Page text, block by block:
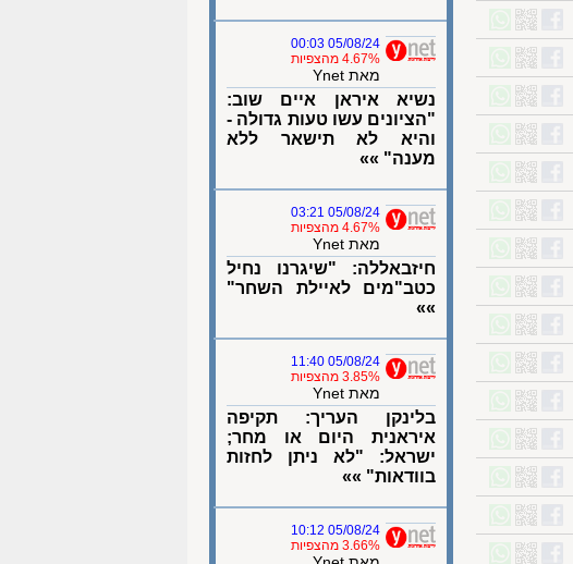
05/08/24 00:03
4.67% מהצפיות
מאת Ynet
נשיא איראן איים שוב:
"הציונים עשו טעות גדולה -
והיא לא תישאר ללא
מענה" »»
05/08/24 03:21
4.67% מהצפיות
מאת Ynet
חיזבאללה: "שיגרנו נחיל
כטב"מים לאיילת השחר"
»»
05/08/24 11:40
3.85% מהצפיות
מאת Ynet
בלינקן העריך: תקיפה
איראנית היום או מחר;
ישראל: "לא ניתן לחזות
בוודאות" »»
05/08/24 10:12
3.66% מהצפיות